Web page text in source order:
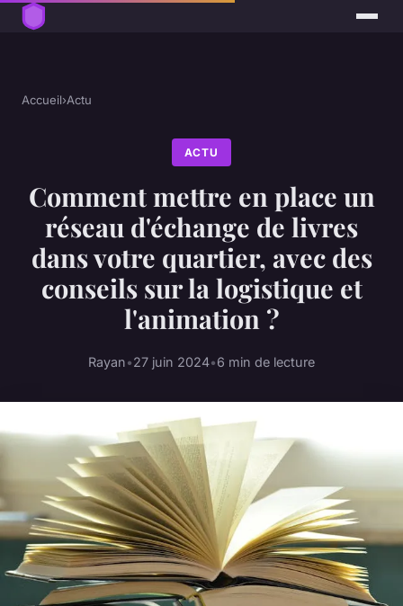
Accueil›Actu
ACTU
Comment mettre en place un
réseau d'échange de livres
dans votre quartier, avec des
conseils sur la logistique et
l'animation ?
Rayan•27 juin 2024•6 min de lecture